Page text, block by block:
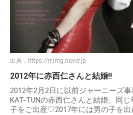
出典： https://rr.img.naver.jp
2012年に赤西仁さんと結婚!!
2012年2月2日に以前ジャーニーズ
KAT-TUNの赤西仁さんと結婚。同
子をご出産♡2017年には男の子を出